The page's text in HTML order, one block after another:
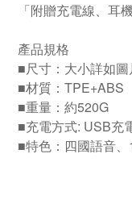
「附贈充電線、耳機
產品規格
■尺寸：大小詳如
■材質：TPE+ABS
■重量：約520G
■充電方式: USB充
■特色：四國語音